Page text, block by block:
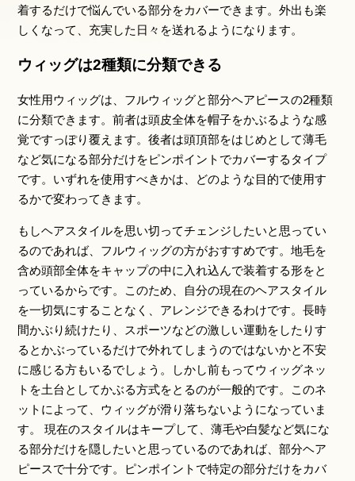
着するだけで悩んでいる部分をカバーできます。外出も楽
しくなって、充実した日々を送れるようになります。
ウィッグは2種類に分類できる
女性用ウィッグは、フルウィッグと部分ヘアピースの2種類
に分類できます。前者は頭皮全体を帽子をかぶるような感
覚ですっぽり覆えます。後者は頭頂部をはじめとして薄毛
など気になる部分だけをピンポイントでカバーするタイプ
です。いずれを使用すべきかは、どのような目的で使用す
るかで変わってきます。
もしヘアスタイルを思い切ってチェンジしたいと思ってい
るのであれば、フルウィッグの方がおすすめです。地毛を
含め頭部全体をキャップの中に入れ込んで装着する形をと
っているからです。このため、自分の現在のヘアスタイル
を一切気にすることなく、アレンジできるわけです。長時
間かぶり続けたり、スポーツなどの激しい運動をしたりす
るとかぶっているだけで外れてしまうのではないかと不安
に感じる方もいるでしょう。しかし前もってウィッグネッ
トを土台としてかぶる方式をとるのが一般的です。このネ
ットによって、ウィッグが滑り落ちないようになっていま
す。 現在のスタイルはキープして、薄毛や白髪など気にな
る部分だけを隠したいと思っているのであれば、部分ヘア
ピースで十分です。ピンポイントで特定の部分だけをカバ